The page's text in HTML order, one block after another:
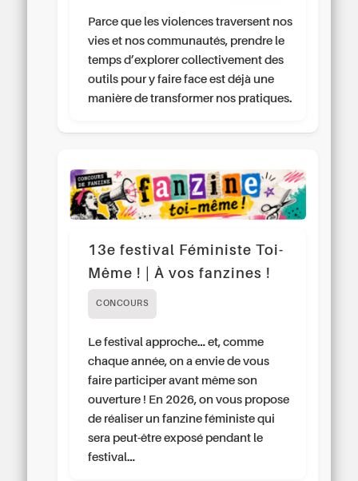
Parce que les violences traversent nos
vies et nos communautés, prendre le
temps d’explorer collectivement des
outils pour y faire face est déjà une
manière de transformer nos pratiques.
13e festival Féministe Toi-
Même ! | À vos fanzines !
CONCOURS
Le festival approche… et, comme
chaque année, on a envie de vous
faire participer avant même son
ouverture ! En 2026, on vous propose
de réaliser un fanzine féministe qui
sera peut-être exposé pendant le
festival…